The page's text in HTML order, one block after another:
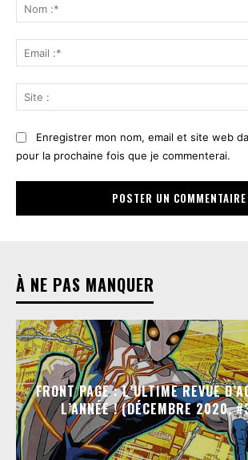
Enregistrer mon nom, email et site web
pour la prochaine fois que je commenterai.
À NE PAS MANQUER
FRONT PAGE : L’ULTIME REVUE
L’ANNÉE ! (DÉCEMBRE 2020,